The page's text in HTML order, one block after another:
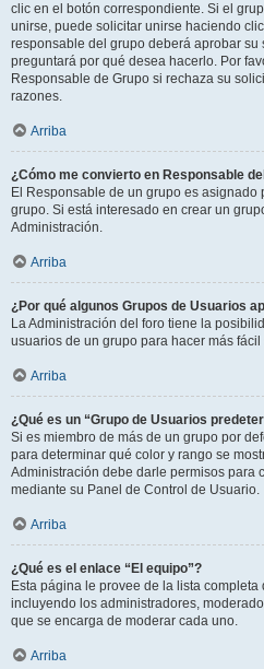
clic en el botón correspondiente. Si el
unirse, puede solicitar unirse haciendo
responsable del grupo deberá aprobar su
preguntará por qué desea hacerlo. Por
Responsable de Grupo si rechaza su
razones.
Arriba
¿Cómo me convierto en Responsable
El Responsable de un grupo es asignado
grupo. Si está interesado en crear un
Administración.
Arriba
¿Por qué algunos Grupos de Usuarios
La Administración del foro tiene la
usuarios de un grupo para hacer más
Arriba
¿Qué es un “Grupo de Usuarios
Si es miembro de más de un grupo por
para determinar qué color y rango se
Administración debe darle permisos para
mediante su Panel de Control de Usuario.
Arriba
¿Qué es el enlace “El equipo”?
Esta página le provee de la lista
incluyendo los administradores,
que se encarga de moderar cada uno.
Arriba